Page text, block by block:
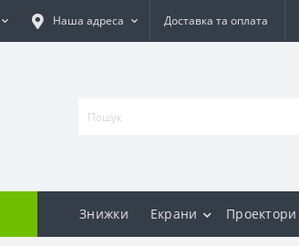
Наша адреса Доставка та оплата
Знижки Екрани Проектори